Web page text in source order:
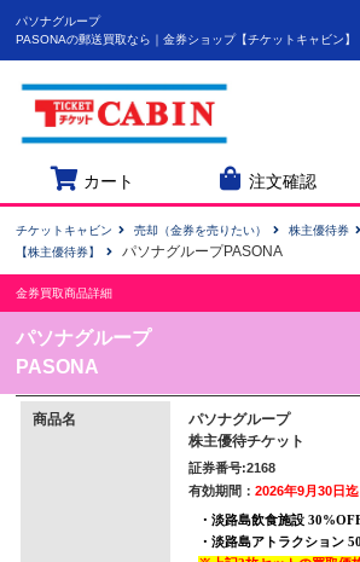
パソナグループ
PASONAの郵送買取なら｜金券ショップ【チケットキャビン】
カート 注文確認
チケットキャビン 売却（金券を売りたい） 株主優待券
【株主優待券】
パソナグループPASONA
金券買取商品詳細
パソナグループ
PASONA
商品名
パソナグループ
株主優待チケット
証券番号:2168
有効期間： 2026年9月30日迄